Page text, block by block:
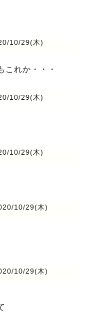
10/29(木)
これか・・・
10/29(木)
10/29(木)
10/29(木)
10/29(木)